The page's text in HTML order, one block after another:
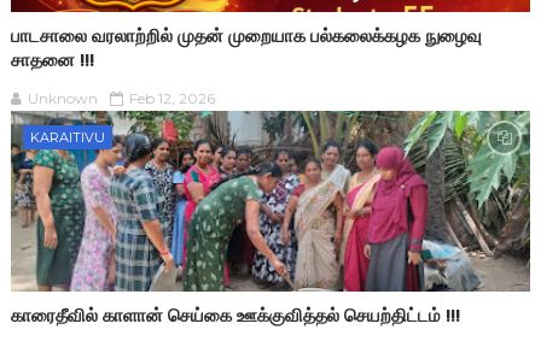
பாடசாலை வரலாற்றில் முதன் முறையாக பல்கலைக்கழக நுழைவு
சாதனை !!!
Unknown Feb 12, 2026
KARAITIVU
காரைதீவில் காளான் செய்கை ஊக்குவித்தல் செயற்திட்டம் !!!